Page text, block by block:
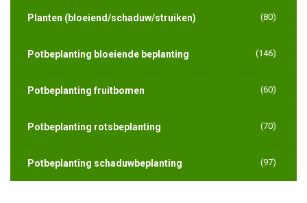
Planten (bloeiend/schaduw/struiken) (80)
Potbeplanting bloeiende beplanting (146)
Potbeplanting fruitbomen (60)
Potbeplanting rotsbeplanting (70)
Potbeplanting schaduwbeplanting (97)